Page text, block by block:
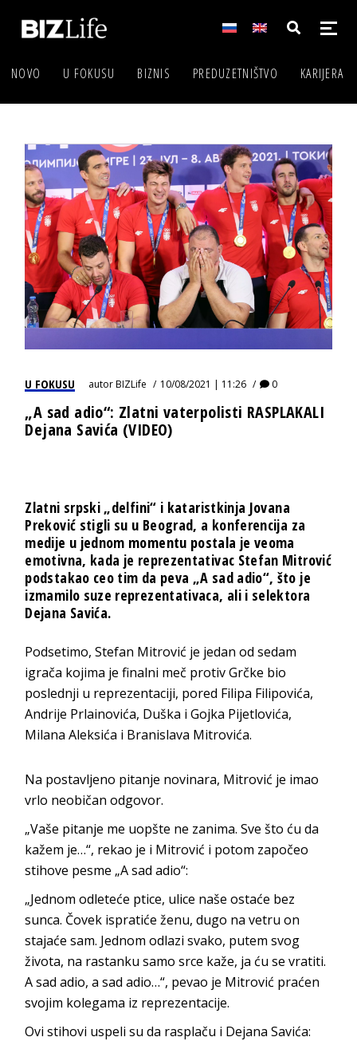
NOVO U FOKUSU BIZNIS PREDUZETNIŠTVO KARIJERA
U FOKUSU autorBIZLife 10/08/2021 | 11:26 0
„A sad adio“: Zlatni vaterpolisti RASPLAKALI
Dejana Savića (VIDEO)
Zlatni srpski „delfini“ i kataristkinja Jovana
Preković stigli su u Beograd, a konferencija za
medije u jednom momentu postala je veoma
emotivna, kada je reprezentativac Stefan Mitrović
podstakao ceo tim da peva „A sad adio“, što je
izmamilo suze reprezentativaca, ali i selektora
Dejana Savića.
Podsetimo, Stefan Mitrović je jedan od sedam
igrača kojima je finalni meč protiv Grčke bio
poslednji u reprezentaciji, pored Filipa Filipovića,
Andrije Prlainovića, Duška i Gojka Pijetlovića,
Milana Aleksića i Branislava Mitrovića.
Na postavljeno pitanje novinara, Mitrović je imao
vrlo neobičan odgovor.
„Vaše pitanje me uopšte ne zanima. Sve što ću da
kažem je…“, rekao je i Mitrović i potom započeo
stihove pesme „A sad adio“:
„Jednom odleteće ptice, ulice naše ostaće bez
sunca. Čovek ispratiće ženu, dugo na vetru on
stajaće sam. Jednom odlazi svako, putem svog
života, na rastanku samo srce kaže, ja ću se vratiti.
A sad adio, a sad adio…“, pevao je Mitrović praćen
svojim kolegama iz reprezentacije.
Ovi stihovi uspeli su da rasplaču i Dejana Savića: